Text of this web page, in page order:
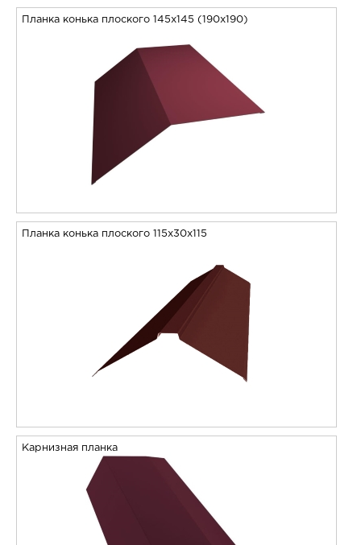
Планка конька плоского 145х145 (190х190)
Планка конька плоского 115х30х115
Карнизная планка